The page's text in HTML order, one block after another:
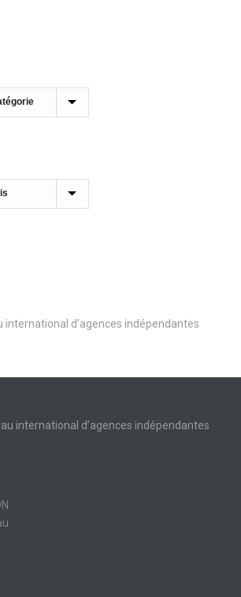
international d’agences indépendantes
international d’agences indépendantes